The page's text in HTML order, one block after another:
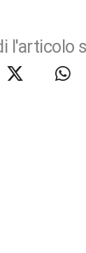
l'articolo